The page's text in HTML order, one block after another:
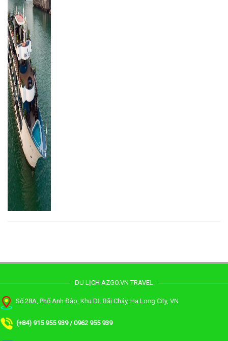
DU LỊCH AZGO.VN TRAVEL
Số 28A, Phố Anh Đào, Khu DL Bãi Cháy, Ha Long City, VN
(+84) 915 955 939 / 0962 955 939